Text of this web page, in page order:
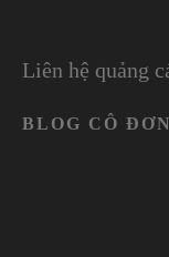
Liên hệ quảng
BLOG CÔ ĐƠN